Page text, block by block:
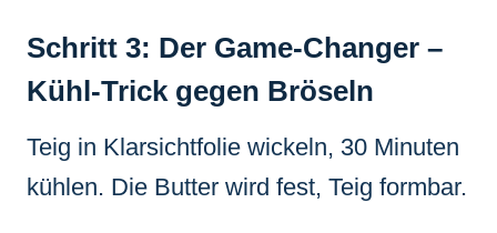
Schritt 3: Der Game-Changer –
Kühl-Trick gegen Bröseln
Teig in Klarsichtfolie wickeln, 30 Minuten
kühlen. Die Butter wird fest, Teig formbar.